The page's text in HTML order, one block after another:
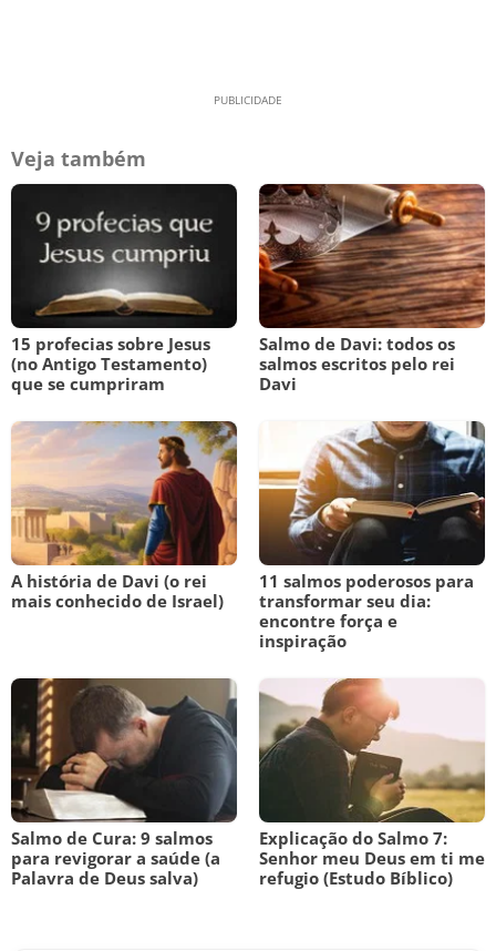
Veja também
15 profecias sobre Jesus
(no Antigo Testamento)
que se cumpriram
Salmo de Davi: todos os
salmos escritos pelo rei
Davi
A história de Davi (o rei
mais conhecido de Israel)
11 salmos poderosos para
transformar seu dia:
encontre força e
inspiração
Salmo de Cura: 9 salmos
para revigorar a saúde (a
Palavra de Deus salva)
Explicação do Salmo 7:
Senhor meu Deus em ti me
refugio (Estudo Bíblico)